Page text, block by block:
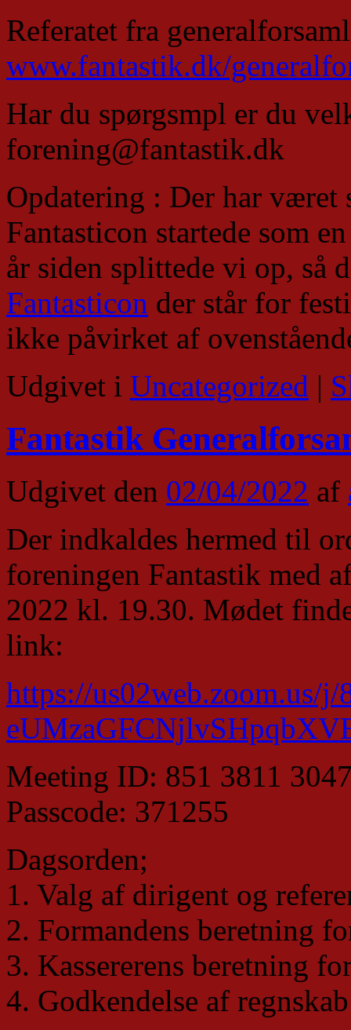
Referatet fra
www.fantastik.dk/
Har du spørgsmpl er du
forening@fantastik.dk
Opdatering : Der har
Fantasticon startede som
år siden splittede vi op, så
Fantasticon der står for
ikke påvirket af
Udgivet i Uncategorized |
Fantastik
Udgivet den 02/04/2022 af
Der indkaldes hermed til
foreningen Fantastik med
2022 kl. 19.30. Mødet
link:
https://us02web.zoom.us/j/
Meeting ID: 851 3811
Passcode: 371255
Dagsorden;
1. Valg af dirigent og
2. Formandens beretning
3. Kassererens beretning
4. Godkendelse af